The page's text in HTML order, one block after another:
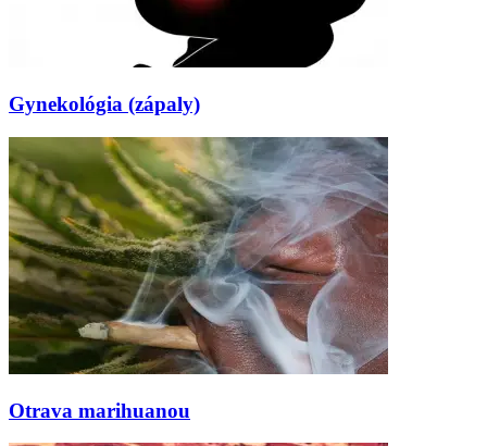
Gynekológia (zápaly)
Otrava marihuanou